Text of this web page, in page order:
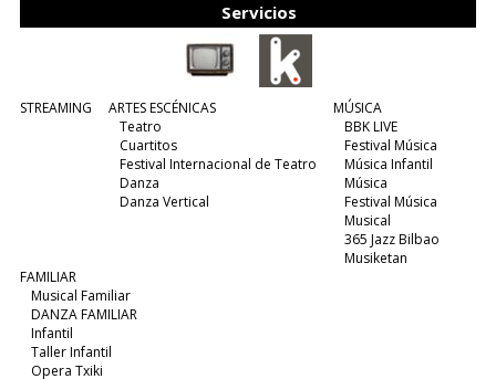
Servicios
STREAMING
ARTES ESCÉNICAS
Teatro
Cuartitos
Festival Internacional de Teatro
Danza
Danza Vertical
MÚSICA
BBK LIVE
Festival Música
Música Infantil
Música
Festival Música
Musical
365 Jazz Bilbao
Musiketan
FAMILIAR
Musical Familiar
DANZA FAMILIAR
Infantil
Taller Infantil
Opera Txiki